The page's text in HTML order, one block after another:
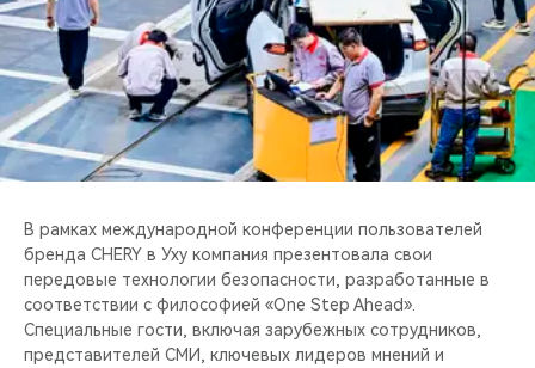
ВИДЕООБЗОРЫ
CHERY ДЛЯ ДЕТЕЙ
В рамках международной конференции пользователей
бренда CHERY в Уху компания презентовала свои
передовые технологии безопасности, разработанные в
соответствии с философией «One Step Ahead».
Специальные гости, включая зарубежных сотрудников,
представителей СМИ, ключевых лидеров мнений и